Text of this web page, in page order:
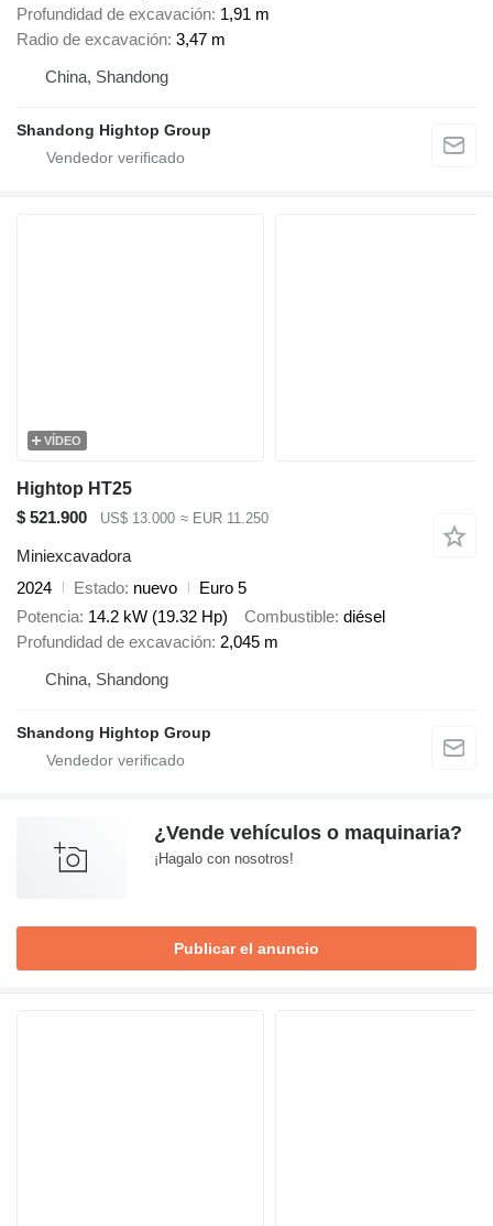
Profundidad de excavación 1,91 m
Radio de excavación 3,47 m
China, Shandong
Shandong Hightop Group
VÍDEO
Hightop HT25
$ 521.900
US$ 13.000 ≈ EUR 11.250
Miniexcavadora
2024
Estado nuevo
Euro 5
Potencia 14.2 kW (19.32 Hp) Combustible diésel
Profundidad de excavación 2,045 m
China, Shandong
Shandong Hightop Group
¿Vende vehículos o maquinaria?
¡Hagalo con nosotros!
Publicar el anuncio